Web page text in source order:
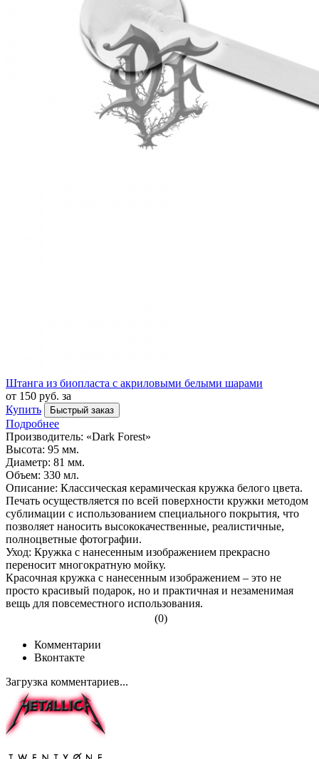
Штанга из биопласта с акриловыми белыми шарами
от 150 руб. за
Купить
Быстрый заказ
Подробнее
Производитель: «Dark Forest»
Высота: 95 мм.
Диаметр: 81 мм.
Объем: 330 мл.
Описание: Классическая керамическая кружка белого цвета.
Печать осуществляется по всей поверхности кружки методом
сублимации с использованием специального покрытия, что
позволяет наносить высококачественные, реалистичные,
полноцветные фотографии.
Уход: Кружка с нанесенным изображением прекрасно
переносит многократную мойку.
Красочная кружка с нанесенным изображением – это не
просто красивый подарок, но и практичная и незаменимая
вещь для повсеместного использования.
(0)
Комментарии
Вконтакте
Загрузка комментариев...